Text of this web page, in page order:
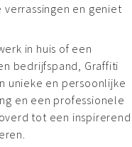
en geniet
in huis of een
bedrijfspand, Graffiti
unieke en persoonlijke
en een professionele
tot een inspirerend